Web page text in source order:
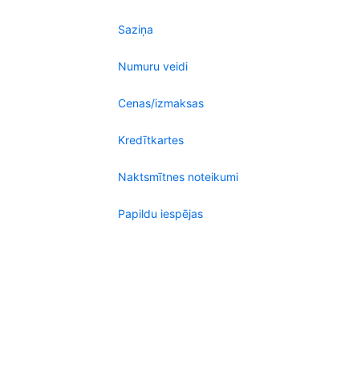
Saziņa
Numuru veidi
Cenas/izmaksas
Kredītkartes
Naktsmītnes noteikumi
Papildu iespējas